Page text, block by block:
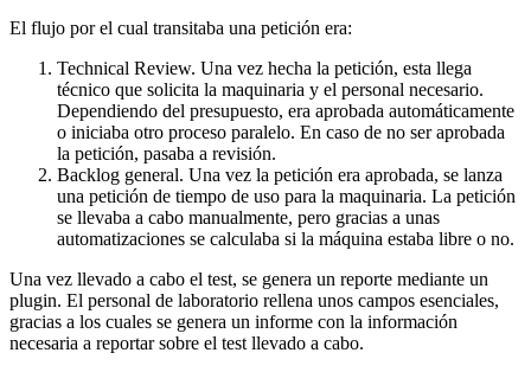
El flujo por el cual transitaba una petición era:
Technical Review. Una vez hecha la petición, esta llega
técnico que solicita la maquinaria y el personal necesario.
Dependiendo del presupuesto, era aprobada automáticamente
o iniciaba otro proceso paralelo. En caso de no ser aprobada
la petición, pasaba a revisión.
Backlog general. Una vez la petición era aprobada, se lanza
una petición de tiempo de uso para la maquinaria. La petición
se llevaba a cabo manualmente, pero gracias a unas
automatizaciones se calculaba si la máquina estaba libre o no.
Una vez llevado a cabo el test, se genera un reporte mediante un
plugin. El personal de laboratorio rellena unos campos esenciales,
gracias a los cuales se genera un informe con la información
necesaria a reportar sobre el test llevado a cabo.